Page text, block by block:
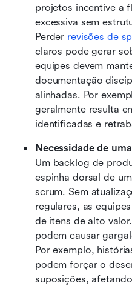
projetos incentive a
excessiva sem
Perder revisões de
claros pode gerar
equipes devem
documentação
alinhadas. Por
geralmente resulta
identificadas e
Necessidade de
Um backlog de
espinha dorsal de
scrum. Sem
regulares, as
de itens de alto
podem causar
Por exemplo,
podem forçar o
suposições,